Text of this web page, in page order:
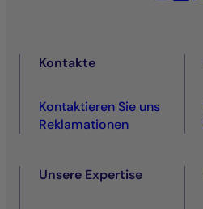
Kontakte
Kontaktieren Sie uns
Reklamationen
Unsere Expertise